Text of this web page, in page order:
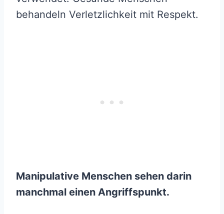
behandeln Verletzlichkeit mit Respekt.
Manipulative Menschen sehen darin
manchmal einen Angriffspunkt.